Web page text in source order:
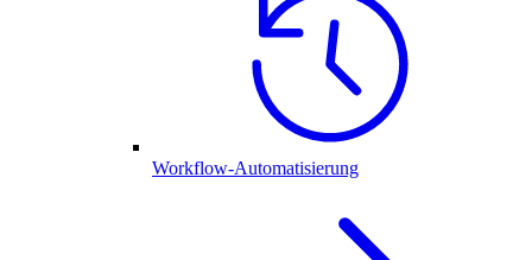
Workflow-Automatisierung